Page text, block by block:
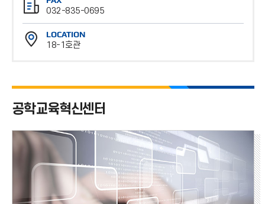
번
호
032-835-0695
팩
스
번
LOCATION
18-1호관
공학교육혁신센터